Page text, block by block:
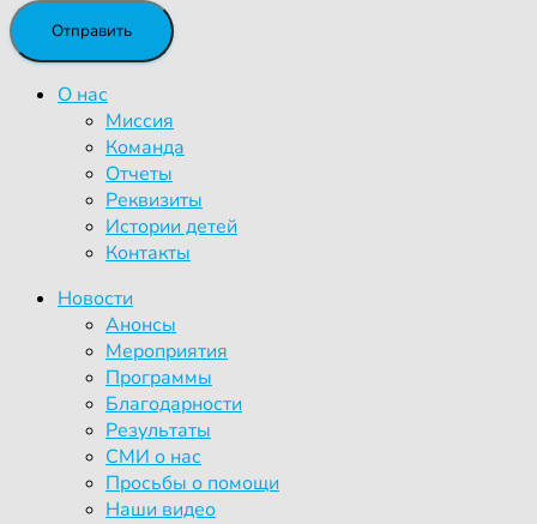
О нас
Миссия
Команда
Отчеты
Реквизиты
Истории детей
Контакты
Новости
Анонсы
Мероприятия
Программы
Благодарности
Результаты
СМИ о нас
Просьбы о помощи
Наши видео